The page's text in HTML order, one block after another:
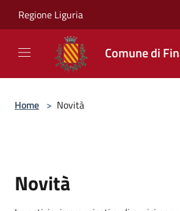
Regione Liguria
Comune di
Home > Novità
Novità